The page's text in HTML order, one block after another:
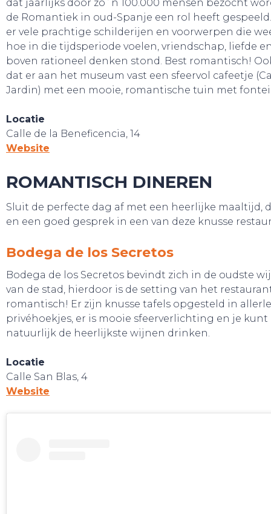
SNUIF CULTUUR!
dat jaarlijks door zo`n 100.000 mensen bezocht
de Romantiek in oud-Spanje een rol heeft
er vele prachtige schilderijen en voorwerpen die
hoe in die tijdsperiode voelen, vriendschap, liefde
boven rationeel denken stond. Best romantisch!
dat er aan het museum vast een sfeervol cafeetje
Jardin) met een mooie, romantische tuin met
Locatie
Calle de la Beneficencia, 14
Website
ROMANTISCH DINEREN
Sluit de perfecte dag af met een heerlijke maaltijd,
en een goed gesprek in een van deze knusse
Bodega de los Secretos
Bodega de los Secretos bevindt zich in de oudste
van de stad, hierdoor is de setting van het
romantisch! Er zijn knusse tafels opgesteld in
privéhoekjes, er is mooie sfeerverlichting en je kunt
natuurlijk de heerlijkste wijnen drinken.
Locatie
Calle San Blas, 4
Website